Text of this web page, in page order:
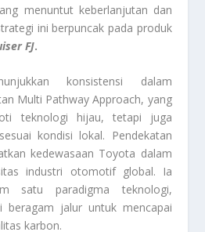
menuntut keberlanjutan dan
ini berpuncak pada produk
FJ.
konsistensi dalam
Multi Pathway Approach, yang
teknologi hijau, tetapi juga
kondisi lokal. Pendekatan
kedewasaan Toyota dalam
industri otomotif global. Ia
satu paradigma teknologi,
beragam jalur untuk mencapai
karbon.